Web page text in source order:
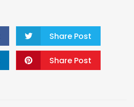
Share Post
Share Post